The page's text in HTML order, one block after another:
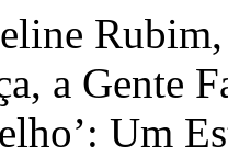
a Gente
Um